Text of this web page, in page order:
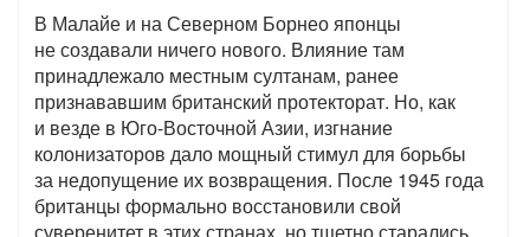
В Малайе и на Северном Борнео японцы
не создавали ничего нового. Влияние там
принадлежало местным султанам, ранее
признававшим британский протекторат. Но, как
и везде в Юго-Восточной Азии, изгнание
колонизаторов дало мощный стимул для борьбы
за недопущение их возвращения. После 1945 года
британцы формально восстановили свой
суверенитет в этих странах, но тщетно старались